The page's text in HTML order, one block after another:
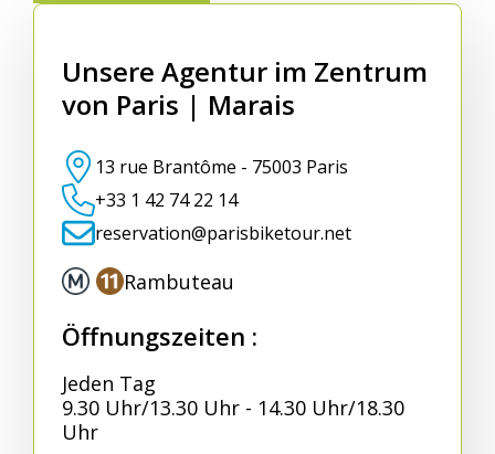
Unsere Agentur im Zentrum
von Paris | Marais
13 rue Brantôme - 75003 Paris
+33 1 42 74 22 14
reservation@parisbiketour.net
Rambuteau
Öffnungszeiten :
Jeden Tag
9.30 Uhr/13.30 Uhr - 14.30 Uhr/18.30
Uhr